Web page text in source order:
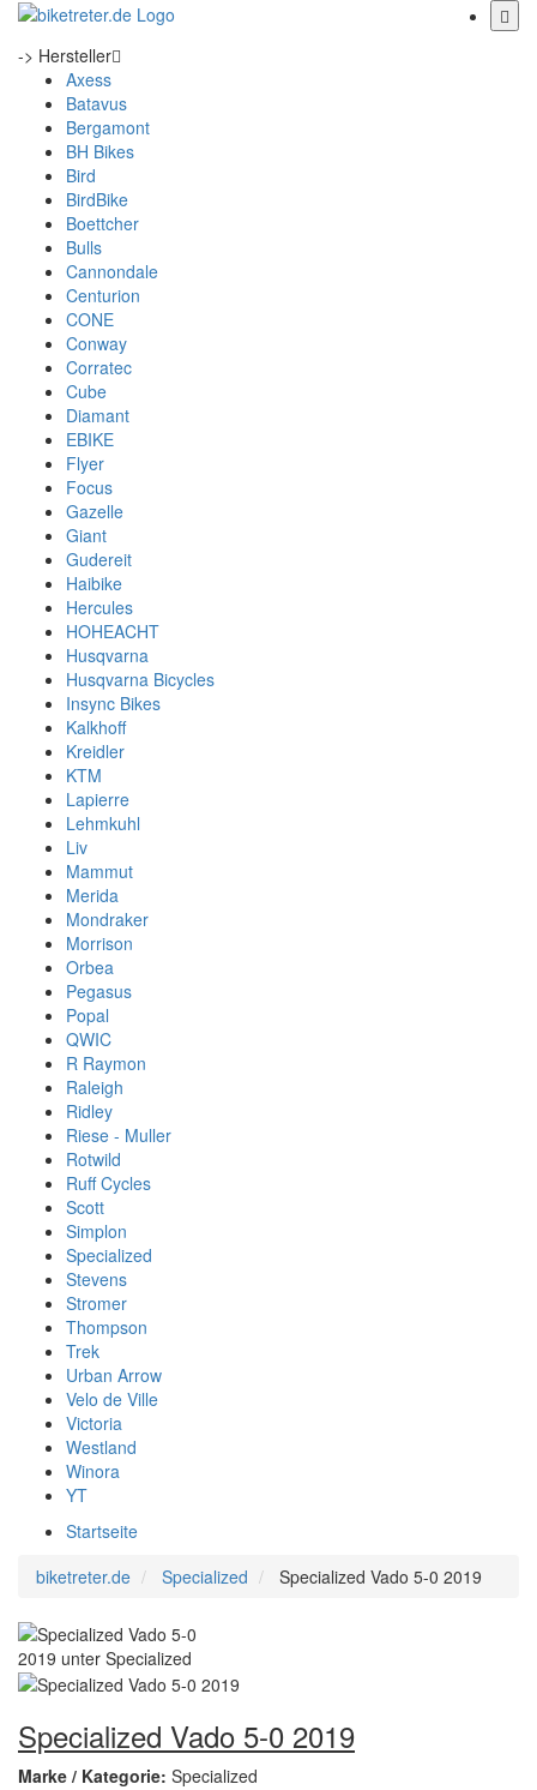
-> Hersteller
Axess
Batavus
Bergamont
BH Bikes
Bird
BirdBike
Boettcher
Bulls
Cannondale
Centurion
CONE
Conway
Corratec
Cube
Diamant
EBIKE
Flyer
Focus
Gazelle
Giant
Gudereit
Haibike
Hercules
HOHEACHT
Husqvarna
Husqvarna Bicycles
Insync Bikes
Kalkhoff
Kreidler
KTM
Lapierre
Lehmkuhl
Liv
Mammut
Merida
Mondraker
Morrison
Orbea
Pegasus
Popal
QWIC
R Raymon
Raleigh
Ridley
Riese - Muller
Rotwild
Ruff Cycles
Scott
Simplon
Specialized
Stevens
Stromer
Thompson
Trek
Urban Arrow
Velo de Ville
Victoria
Westland
Winora
YT
Startseite
biketreter.de
Specialized Specialized Vado 5-0 2019
Specialized Vado 5-0 2019
Marke / Kategorie: Specialized